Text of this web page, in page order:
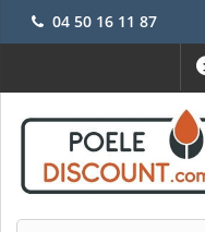
04 50 16 11 87